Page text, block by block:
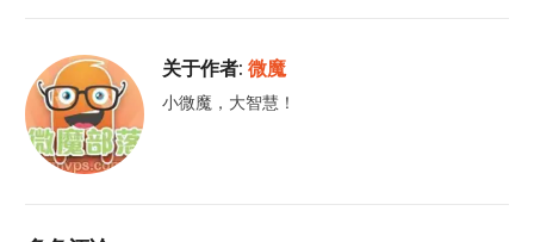
关于作者:微魔
小微魔，大智慧！